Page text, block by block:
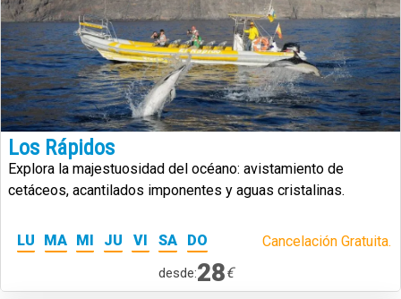
Los Rápidos
Explora la majestuosidad del océano: avistamiento de
cetáceos, acantilados imponentes y aguas cristalinas.
LU MA MI JU VI SA DO Cancelación Gratuita.
desde:28€